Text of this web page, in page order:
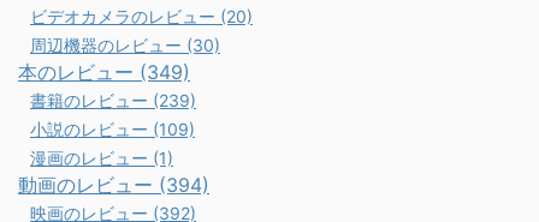
ビデオカメラのレビュー (20)
周辺機器のレビュー (30)
本のレビュー (349)
書籍のレビュー (239)
小説のレビュー (109)
漫画のレビュー (1)
動画のレビュー (394)
映画のレビュー (392)